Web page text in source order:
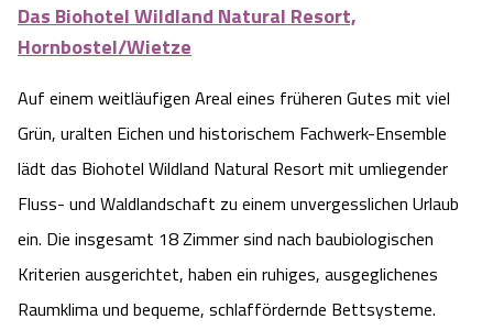
Das Biohotel Wildland Natural Resort,
Hornbostel/Wietze
Auf einem weitläufigen Areal eines früheren Gutes mit viel
Grün, uralten Eichen und historischem Fachwerk-Ensemble
lädt das Biohotel Wildland Natural Resort mit umliegender
Fluss- und Waldlandschaft zu einem unvergesslichen Urlaub
ein. Die insgesamt 18 Zimmer sind nach baubiologischen
Kriterien ausgerichtet, haben ein ruhiges, ausgeglichenes
Raumklima und bequeme, schlaffördernde Bettsysteme.